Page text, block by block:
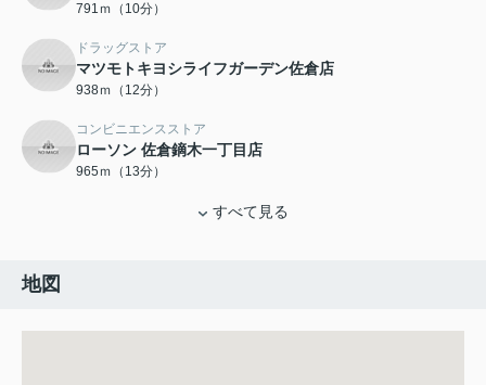
791ｍ（10分）
ドラッグストア
マツモトキヨシライフガーデン佐倉店
938ｍ（12分）
コンビニエンスストア
ローソン 佐倉鏑木一丁目店
965ｍ（13分）
すべて見る
地図